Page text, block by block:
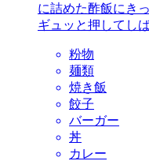
に詰めた酢飯にき
ギュッと押してし
粉物
麺類
焼き飯
餃子
バーガー
丼
カレー